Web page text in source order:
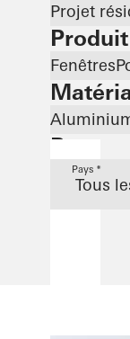
Projet
Produit
Fenêtres
Pays
Pays *